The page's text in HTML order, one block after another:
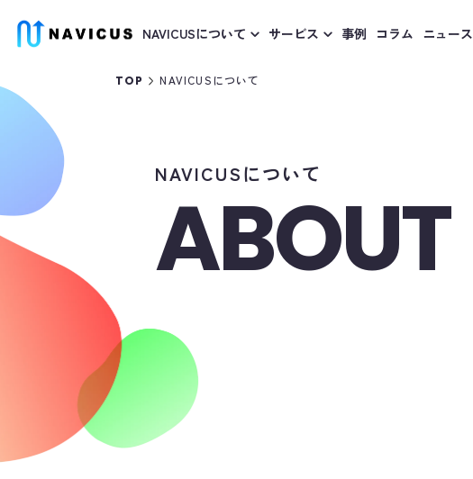
NAVICUSについて サービス 事例 コラム ニュース
TOP NAVICUSについて
NAVICUSについて
ABOUT